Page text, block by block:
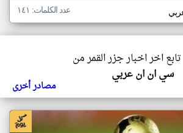
عدد الكلمات: ١٤١
تابع اخر اخبار جزر القمر من
سي ان ان عربي
مصادر أخرى